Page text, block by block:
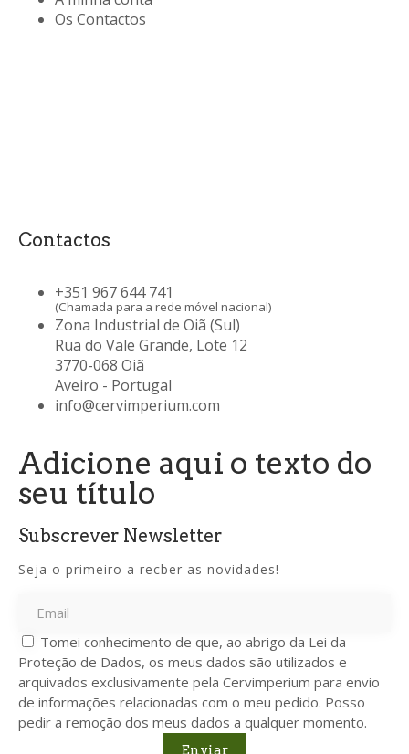
Os Contactos
Contactos
+351 967 644 741
(Chamada para a rede móvel nacional)
Zona Industrial de Oiã (Sul)
Rua do Vale Grande, Lote 12
3770-068 Oiã
Aveiro - Portugal
info@cervimperium.com
Adicione aqui o texto do
seu título
Subscrever Newsletter
Seja o primeiro a recber as novidades!
Tomei conhecimento de que, ao abrigo da Lei da
Proteção de Dados, os meus dados são utilizados e
arquivados exclusivamente pela Cervimperium para envio
de informações relacionadas com o meu pedido. Posso
pedir a remoção dos meus dados a qualquer momento.
Enviar